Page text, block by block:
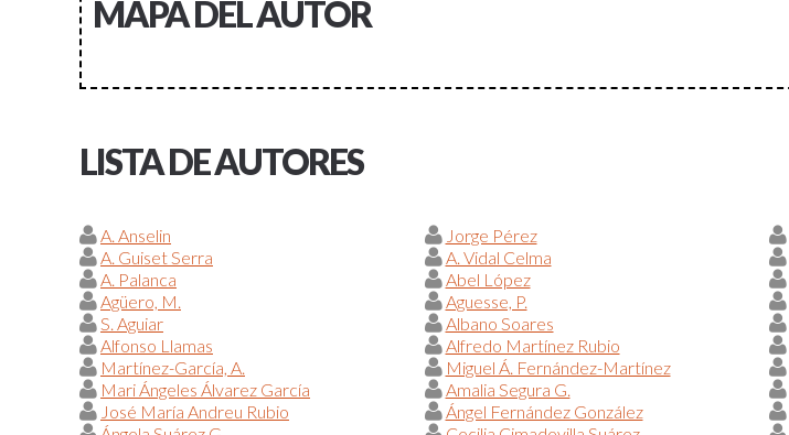
MAPA DEL AUTOR
LISTA DE AUTORES
A. Anselin Jorge Pérez
A. Guiset Serra
A. Vidal Celma
A. Palanca
Abel López
Agüero, M.
Aguesse, P.
S. Aguiar
Albano Soares
Alfonso Llamas
Alfredo Martínez Rubio
Martínez-García, A.
Miguel Á. Fernández-Martínez
Mari Ángeles Álvarez García
Amalia Segura G.
José María Andreu Rubio
Ángel Fernández González